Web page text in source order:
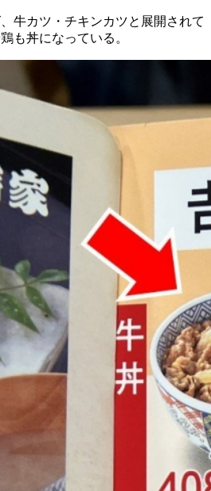
牛カツ・チキンカツと展開されて
も丼になっている。